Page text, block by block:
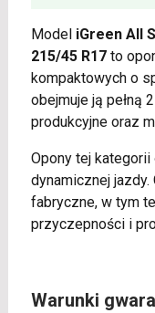
Model iGreen All
215/45 R17to
kompaktowych o
obejmuje ją pełną
produkcyjne oraz
Opony tej
dynamicznej jazdy.
fabryczne, w tym
przyczepności i
Warunki